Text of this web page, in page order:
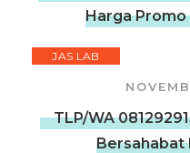
Harga Promo
JAS LAB
TLP/WA
Bersahabat